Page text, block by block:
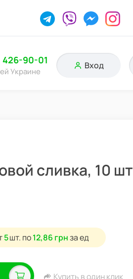
426-90-01
Украине
Вход
сливка, 10 шт
5шт. по12,86 грнза ед
Купить в один клик